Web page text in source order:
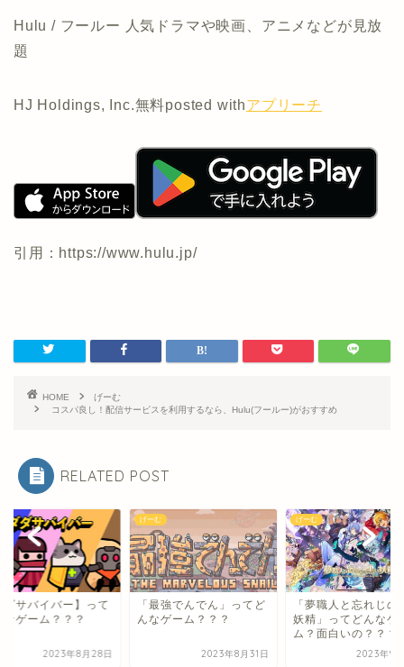
Hulu / フールー 人気ドラマや映画、アニメなどが見放
題
HJ Holdings, Inc.無料posted withアプリーチ
引用：https://www.hulu.jp/
HOME
げーむ
コスパ良し！配信サービスを利用するなら、Hulu(フールー)がおすすめ
RELATED POST
ダサバイバー】って
なゲーム？？？
2023年8月28日
げーむ
「最強でんでん」ってど
んなゲーム？？？
2023年8月31日
げーむ
「夢職人と忘れじの
妖精」ってどんなゲ
ム？面白いの？？？
2023年9